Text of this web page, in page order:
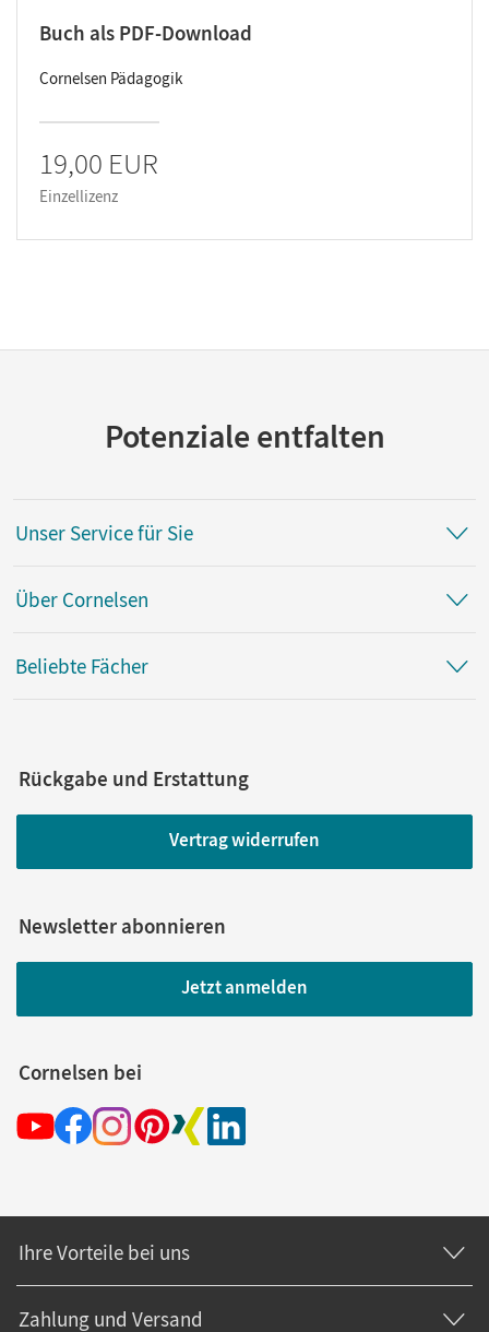
Buch als PDF-Download
Cornelsen Pädagogik
19,00 EUR
Einzellizenz
Potenziale entfalten
Unser Service für Sie
Über Cornelsen
Beliebte Fächer
Rückgabe und Erstattung
Vertrag widerrufen
Newsletter abonnieren
Jetzt anmelden
Cornelsen bei
Ihre Vorteile bei uns
Zahlung und Versand